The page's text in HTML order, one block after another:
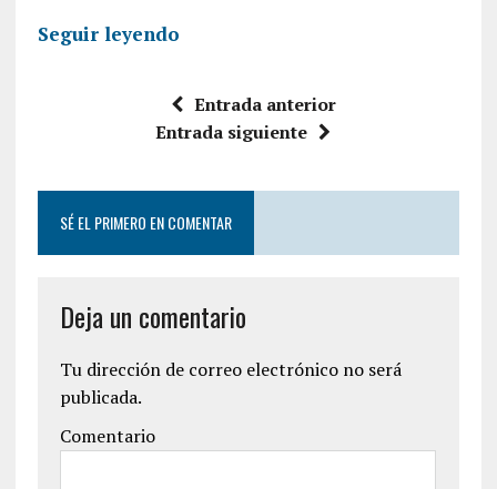
Seguir leyendo
Entrada anterior
Entrada siguiente
SÉ EL PRIMERO EN COMENTAR
Deja un comentario
Tu dirección de correo electrónico no será
publicada.
Comentario